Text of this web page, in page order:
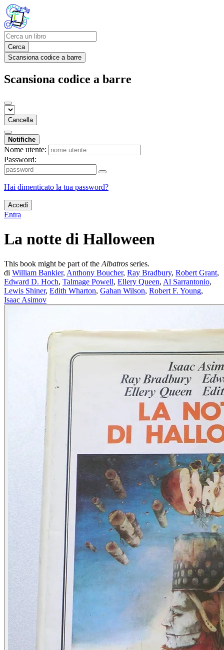
Cerca
Scansiona codice a barre
Scansiona codice a barre
Cancella
Notifiche
Nome utente:
Password:
Hai dimenticato la tua password?
Accedi
Entra
La notte di Halloween
This book might be part of the Albatros series.
di William Bankier, Anthony Boucher, Ray Bradbury, Robert Grant,
Edward D. Hoch, Talmage Powell, Ellery Queen, Al Sarrantonio,
Lewis Shiner, Edith Wharton, Gahan Wilson, Robert F. Young,
Isaac Asimov